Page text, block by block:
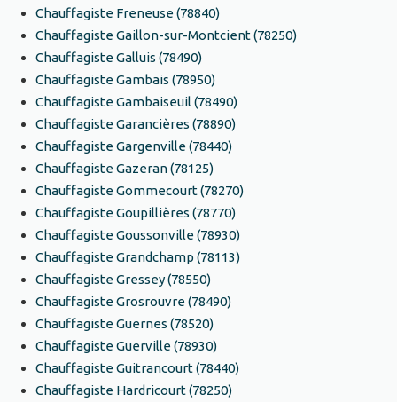
Chauffagiste Freneuse (78840)
Chauffagiste Gaillon-sur-Montcient (78250)
Chauffagiste Galluis (78490)
Chauffagiste Gambais (78950)
Chauffagiste Gambaiseuil (78490)
Chauffagiste Garancières (78890)
Chauffagiste Gargenville (78440)
Chauffagiste Gazeran (78125)
Chauffagiste Gommecourt (78270)
Chauffagiste Goupillières (78770)
Chauffagiste Goussonville (78930)
Chauffagiste Grandchamp (78113)
Chauffagiste Gressey (78550)
Chauffagiste Grosrouvre (78490)
Chauffagiste Guernes (78520)
Chauffagiste Guerville (78930)
Chauffagiste Guitrancourt (78440)
Chauffagiste Hardricourt (78250)